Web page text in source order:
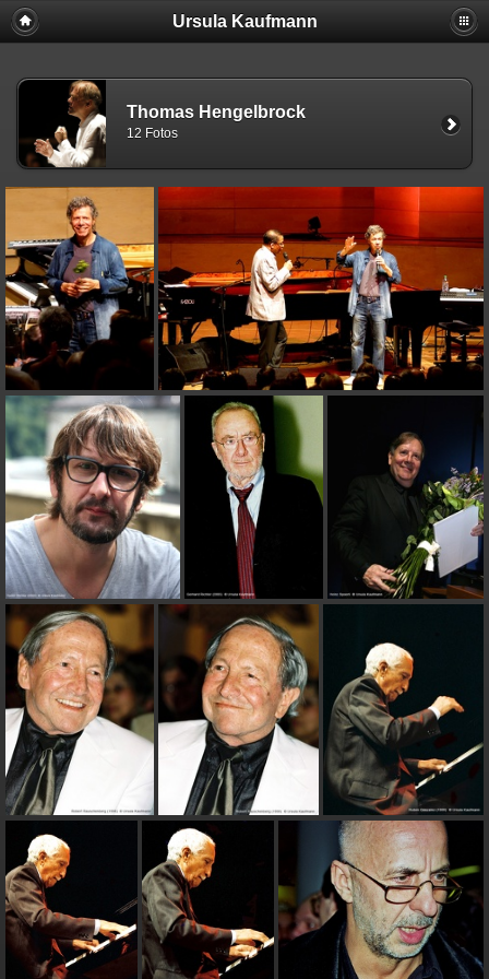
Ursula Kaufmann
Thomas Hengelbrock
12 Fotos